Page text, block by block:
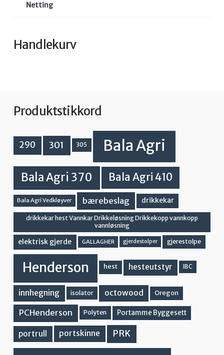
Netting
Handlekurv
Produktstikkord
290 301 305 Bala Agri
Bala Agri 370 Bala Agri 410
Bala Agri Vedkløyver bærebeslag drikkekar
drikkekar hest Vannkar Drikkeløsning Drikkekopp vannkopp
vannløsning
elektrisk gjerde GALLAGHER gjerdestolper gjerestolpe
Henderson hest hesteutstyr IBC
innhegning isolator octowood Oregon
PCHenderson Polyten Portamme Byggesett
portrull portskinne PRK